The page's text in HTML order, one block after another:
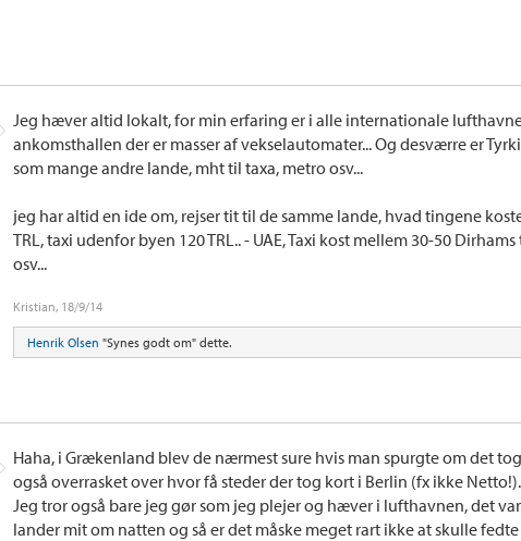
Jeg hæver altid lokalt, for min erfaring er i alle internationale
ankomsthallen der er masser af vekselautomater... Og desværre er
som mange andre lande, mht til taxa, metro osv...
jeg har altid en ide om, rejser tit til de samme lande, hvad tingene
TRL, taxi udenfor byen 120 TRL.. - UAE, Taxi kost mellem 30-50
osv...
Kristian, 18/9/14
Henrik Olsen "Synes godt om" dette.
Haha, i Grækenland blev de nærmest sure hvis man spurgte om det
også overrasket over hvor få steder der tog kort i Berlin (fx ikke Netto!).
Jeg tror også bare jeg gør som jeg plejer og hæver i lufthavnen, det
lander mit om natten og så er det måske meget rart ikke at skulle